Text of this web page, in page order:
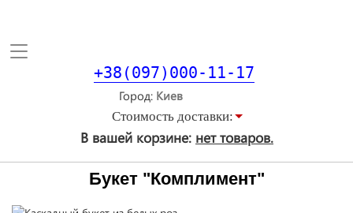
Toggle
+38(097)000-11-17
Город
Стоимость доставки:
В вашей корзине: нет товаров.
Букет "Комплимент"